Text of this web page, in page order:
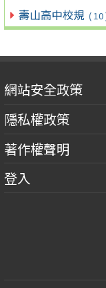
壽山高中校規 ( 10
網站安全政策
隱私權政策
著作權聲明
登入